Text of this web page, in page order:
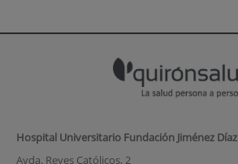
Hospital Universitario Fundación Jiménez Díaz
Avda. Reyes Católicos, 2